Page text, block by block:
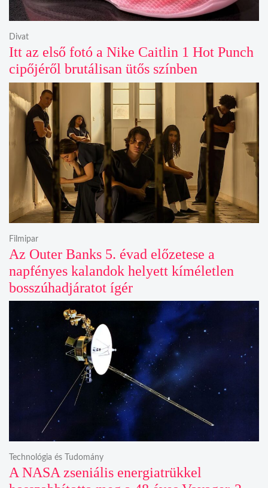
Itt az első fotó a Nike Caitlin 1 Hot Punch
cipőjéről brutálisan ütős színben
Divat
Az Outer Banks 5. évad előzetese a
napfényes kalandok helyett kíméletlen
bosszúhadjáratot ígér
Filmipar
A NASA zseniális energiatrükkel
Technológia és Tudomány